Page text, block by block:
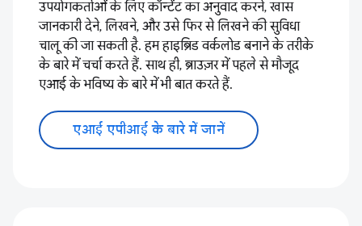
उपयोगकर्ताओं के लिए कॉन्टेंट का अनुवाद करने, खास
जानकारी देने, लिखने, और उसे फिर से लिखने की सुविधा
चालू की जा सकती है. हम हाइब्रिड वर्कलोड बनाने के तरीके
के बारे में चर्चा करते हैं. साथ ही, ब्राउज़र में पहले से मौजूद
एआई के भविष्य के बारे में भी बात करते हैं.
एआई एपीआई के बारे में जानें